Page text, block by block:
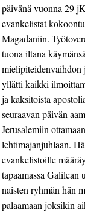
päivänä vuonna 29
evankelistat
Magadaniin.
tuona iltana
mielipiteidenvaihdon
yllätti kaikki
ja kaksitoista
seuraavan päivän
Jerusalemiin
lehtimajanjuhlaan.
evankelistoille
tapaamassa Galilean
naisten ryhmän hän
palaamaan joksikin